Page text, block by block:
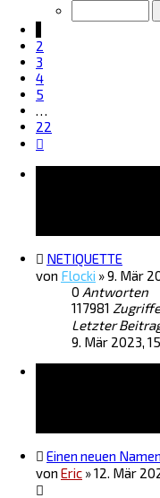
von
2
3
4
5
…
22
NETIQUETTE
von Flocki »9. Mär
0 Antworten
117981 Zugriffe
Letzter
9. Mär 2023,
Einen neuen
von Eric »12. Mär